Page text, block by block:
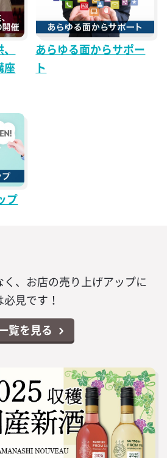
座
あらゆる面からサポー
ト
プ
、お店の売り上げアップに
見です！
覧を見る